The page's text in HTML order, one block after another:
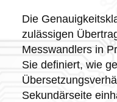
Die
zulässigen
Messwandlers in
Sie definiert, wie
Sekundärseite